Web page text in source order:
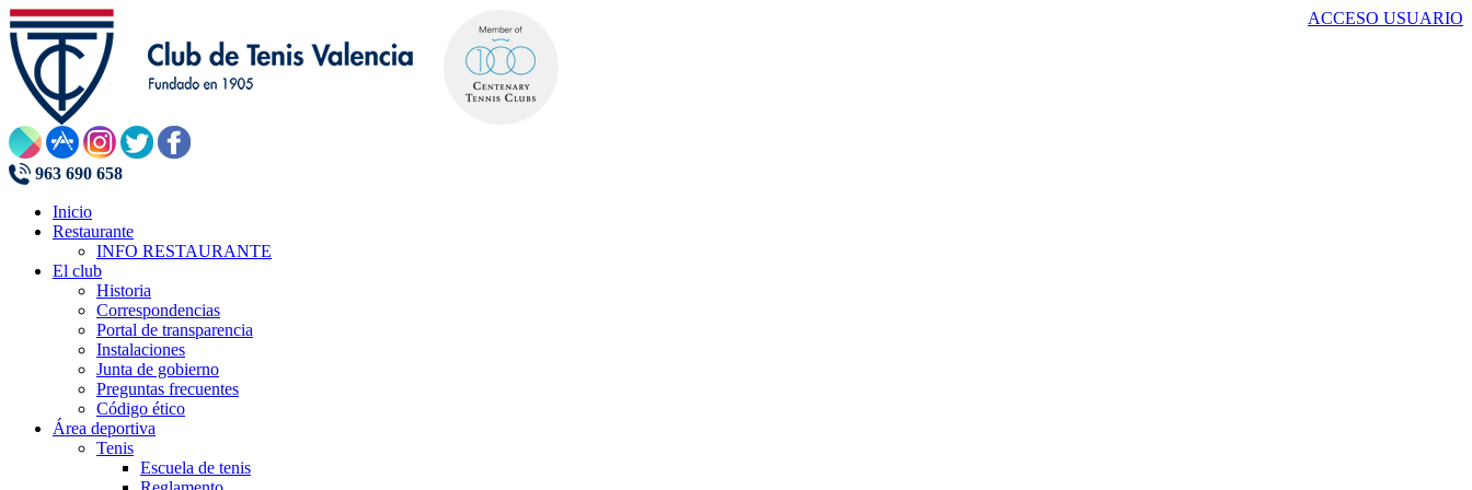
ACCESO USUARIO
963 690 658
Inicio
Restaurante
INFO RESTAURANTE
El club
Historia
Correspondencias
Portal de transparencia
Instalaciones
Junta de gobierno
Preguntas frecuentes
Código ético
Área deportiva
Tenis
Escuela de tenis